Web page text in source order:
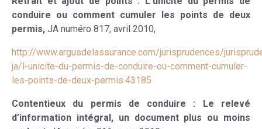
conduire ou comment cumuler les points de deux
permis, JA numéro 817, avril 2010,
http://www.argusdelassurance.com/jurisprudences/
ja/l-unicite-du-permis-de-conduire-ou-comment-cumuler-
les-points-de-deux-permis.43185
Contentieux du permis de conduire : Le relevé
d’information intégral, un document plus ou moins